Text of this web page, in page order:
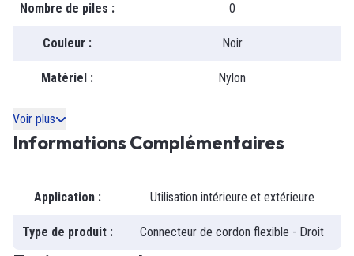
Nombre de piles : 0
Couleur : Noir
Matériel : Nylon
Voir plus
Informations Complémentaires
Application: Utilisation intérieure et extérieure
Type de produit: Connecteur de cordon flexible - Droit